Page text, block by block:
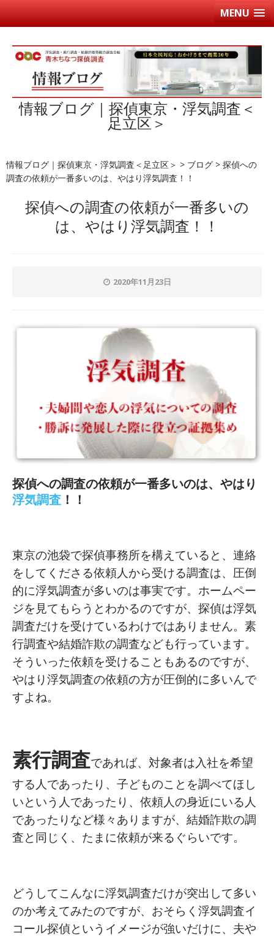
MENU
情報ブログ｜探偵東京・浮気調査＜
足立区＞
情報ブログ｜探偵東京・浮気調査＜足立区＞ > ブログ > 探偵への
調査の依頼が一番多いのは、やはり浮気調査！！
探偵への調査の依頼が一番多いの
は、やはり浮気調査！！
2020年11月23日
探偵への調査の依頼が一番多いのは、やはり
浮気調査 ！！
東京の池袋で探偵事務所を構えていると、連絡
をしてくださる依頼人から受ける調査は、圧倒
的に浮気調査が多いのは事実です。ホームペー
ジを見てもらうとわかるのですが、探偵は浮気
調査だけを受けているわけではありません。素
行調査や結婚詐欺の調査なども行っています。
そういった依頼を受けることもあるのですが、
やはり浮気調査の依頼の方が圧倒的に多いんで
すよね。
素行調査であれば、対象者は入社を希望
する人であったり、子どものことを調べてほし
いという人であったり、依頼人の身近にいる人
であったりなど様々ありますが、結婚詐欺の調
査と同じく、たまに依頼が来るぐらいです。
どうしてこんなに浮気調査だけが突出して多い
のか考えてみたのですが、おそらく浮気調査イ
コール探偵というイメージが強いだけに、夫や